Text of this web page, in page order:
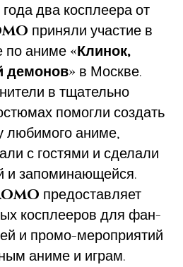
два косплеера от
приняли участие в
по аниме «Клинок,
демонов» в Москве.
в тщательно
помогли создать
любимого аниме,
с гостями и сделали
и запоминающейся.
предоставляет
косплееров для фан-
и промо-мероприятий
аниме и играм.